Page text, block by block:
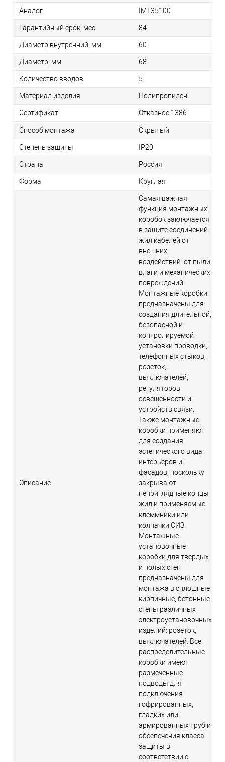
Аналог IMT35100
Гарантийный срок, мес 84
Диаметр внутренний, мм 60
Диаметр, мм 68
Количество вводов 5
Материал изделия Полипропилен
Сертификат Отказное 1386
Способ монтажа Скрытый
Степень защиты IP20
Страна Россия
Форма Круглая
Описание
Самая важная
функция монтажных
коробок заключается
в защите соединений
жил кабелей от
внешних
воздействий: от пыли,
влаги и механических
повреждений.
Монтажные коробки
предназначены для
создания длительной,
безопасной и
контролируемой
установки проводки,
телефонных стыков,
розеток,
выключателей,
регуляторов
освещенности и
устройств связи.
Также монтажные
коробки применяют
для создания
эстетического вида
интерьеров и
фасадов, поскольку
закрывают
неприглядные концы
жил и применяемые
клеммники или
колпачки СИЗ.
Монтажные
установочные
коробки для твердых
и полых стен
предназначены для
монтажа в сплошные
кирпичные, бетонные
стены различных
электроустановочных
изделий: розеток,
выключателей. Все
распределительные
коробки имеют
размеченные
подводы для
подключения
гофрированных,
гладких или
армированных труб и
обеспечения класса
защиты в
соответствии с